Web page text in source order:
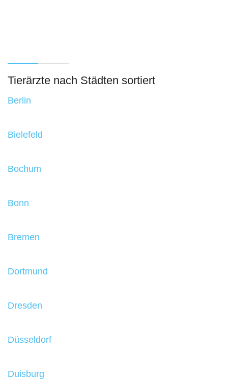
Tierärzte nach Städten sortiert
Berlin
Bielefeld
Bochum
Bonn
Bremen
Dortmund
Dresden
Düsseldorf
Duisburg